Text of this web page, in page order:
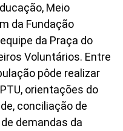
Meio
da Fundação
da Praça do
Voluntários. Entre
pôde realizar
orientações do
conciliação de
demandas da